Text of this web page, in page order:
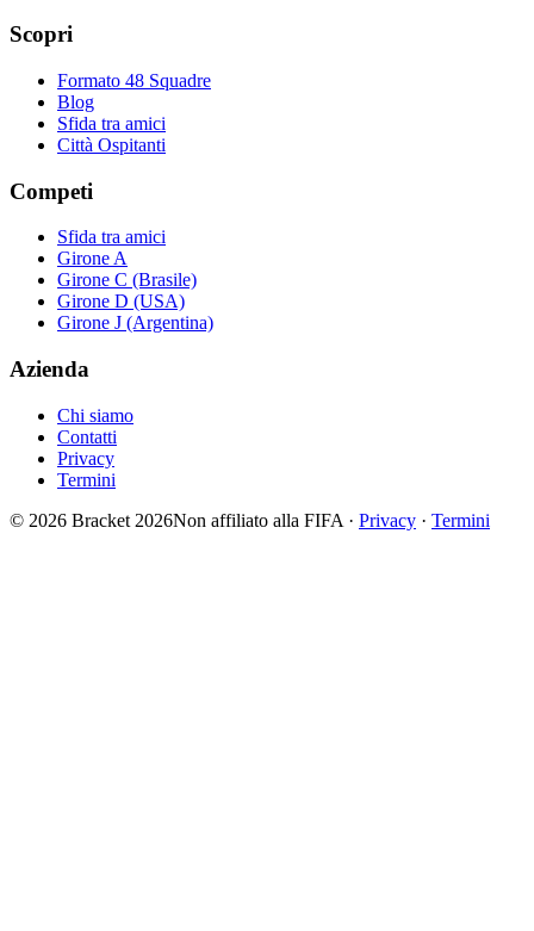
Scopri
Formato 48 Squadre
Blog
Sfida tra amici
Città Ospitanti
Competi
Sfida tra amici
Girone A
Girone C (Brasile)
Girone D (USA)
Girone J (Argentina)
Azienda
Chi siamo
Contatti
Privacy
Termini
© 2026 Bracket 2026Non affiliato alla FIFA · Privacy · Termini